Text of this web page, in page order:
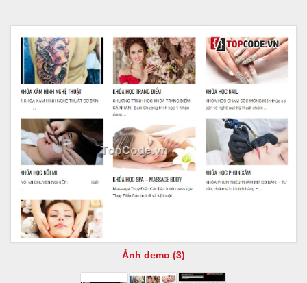
Ảnh demo (3)